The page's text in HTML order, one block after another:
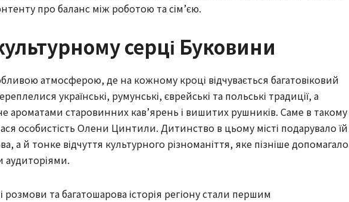
про баланс між роботою та сім’єю.
серці Буковини
атмосферою, де на кожному кроці відчувається багатовіковий
українські, румунські, єврейські та польські традиції, а
ароматами старовинних кав’ярень і вишитих рушників. Саме в такому
особистість Олени Цинтили. Дитинство в цьому місті подарувало їй
а й тонке відчуття культурного різноманіття, яке пізніше допомагало
аудиторіями.
розмови та багатошарова історія регіону стали першим